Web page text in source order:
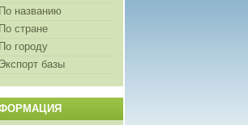
По названию
По стране
По городу
Экспорт базы